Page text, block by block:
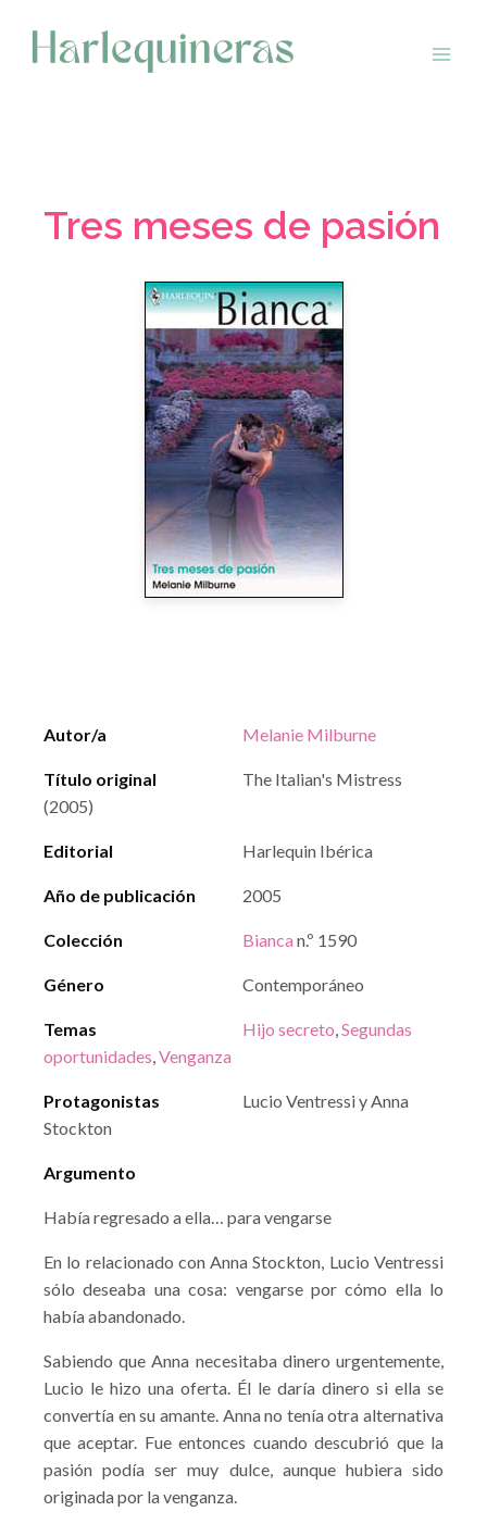
contenido
Tres meses de pasión
Autor/a Melanie Milburne
Título original
The Italian's Mistress
(2005)
Editorial Harlequin Ibérica
Año de publicación 2005
Colección Bianca n.º 1590
Género Contemporáneo
Temas Hijo secreto,Segundas
oportunidades,Venganza
Protagonistas
Lucio Ventressi y Anna
Stockton
Argumento
Había regresado a ella… para vengarse
En lo relacionado con Anna Stockton, Lucio Ventressi
sólo deseaba una cosa: vengarse por cómo ella lo
había abandonado.
Sabiendo que Anna necesitaba dinero urgentemente,
Lucio le hizo una oferta. Él le daría dinero si ella se
convertía en su amante. Anna no tenía otra alternativa
que aceptar. Fue entonces cuando descubrió que la
pasión podía ser muy dulce, aunque hubiera sido
originada por la venganza.